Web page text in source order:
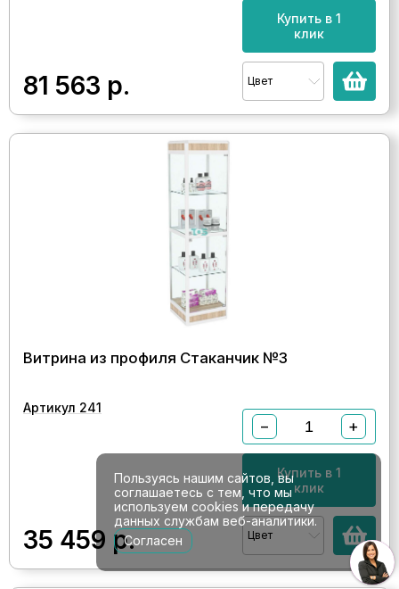
81 563 р.
Купить в 1
клик
Цвет
Витрина из профиля Стаканчик №3
Артикул 241
35 459 р.
− +
Купить в 1
клик
Цвет
Пользуясь нашим сайтов, вы
соглашаетесь с тем, что мы
используем cookies и передачу
данных службам веб-аналитики.
Согласен